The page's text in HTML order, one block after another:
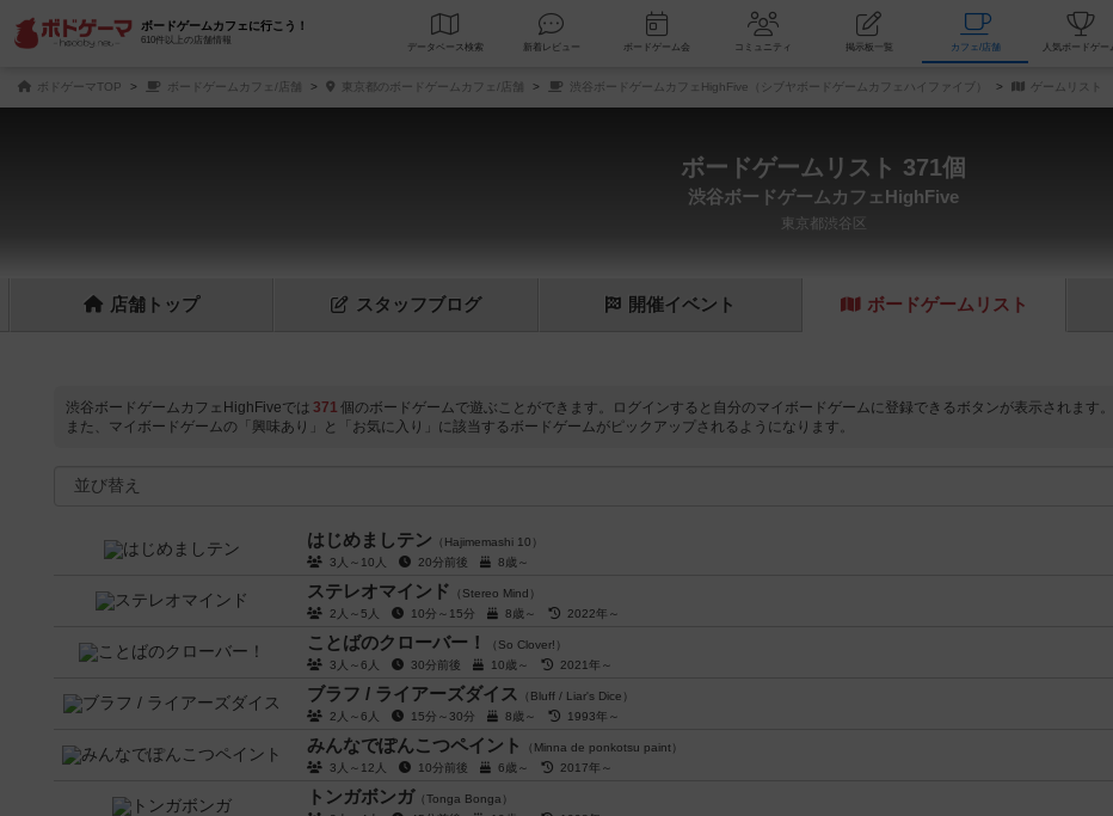
ボードゲームカフェに行こう！
610件以上の店舗情報
データベース 検索 新着レビュー ボードゲーム会 コミュニティ 掲示板一覧 カフェ/店舗
ボドゲーマTOP ボードゲームカフェ/店舗 東京都のボードゲームカフェ/店舗 渋谷ボードゲームカフェHighFive（シブヤボードゲームカフェハイファイブ） ゲームリスト
ボードゲームリスト 371個
渋谷ボードゲームカフェHighFive
東京都渋谷区
店舗 トップ スタッフブログ 開催イベント ボードゲーム リスト
渋谷ボードゲームカフェHighFiveでは 371 個のボードゲームで遊ぶことができます。ログインすると自分のマイボードゲームに登録できるボタンが表示されます。
また、マイボードゲームの「興味あり」と「お気に入り」に該当するボードゲームがピックアップされるようになります。
はじめましテン （Hajimemashi 10）
3人～10人
20分前後 8歳～
ステレオマインド （Stereo Mind）
2人～5人
10分～15分 8歳～ 2022年～
ことばのクローバー！
（So Clover!）
3人～6人
30分前後 10歳～ 2021年～
ブラフ / ライアーズダイス
（Bluff / Liar's Dice）
2人～6人
15分～30分 8歳～ 1993年～
みんなでぽんこつペイント
（Minna de ponkotsu paint）
3人～12人
10分前後 6歳～ 2017年～
トンガボンガ （Tonga Bonga）